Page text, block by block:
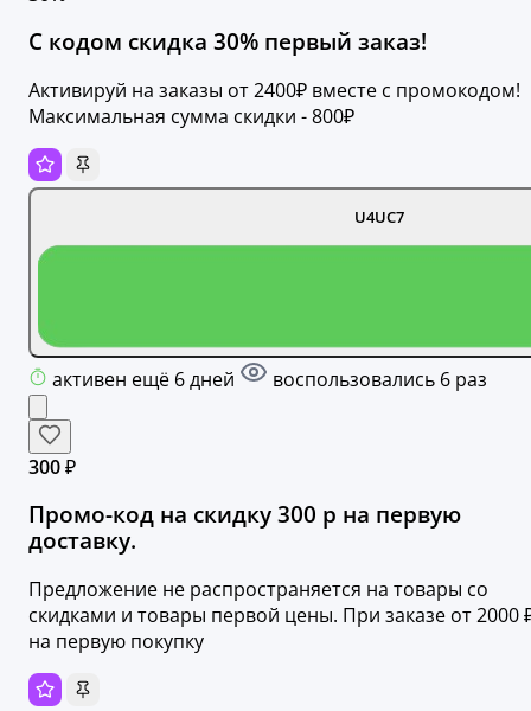
С кодом скидка 30% первый заказ!
Активируй на заказы от 2400₽ вместе с промокодом!
Максимальная сумма скидки - 800₽
U4UC7
активен ещё 6 дней воспользовались 6 раз
300 ₽
Промо-код на скидку 300 р на первую
доставку.
Предложение не распространяется на товары со
скидками и товары первой цены. При заказе от 2000
на первую покупку